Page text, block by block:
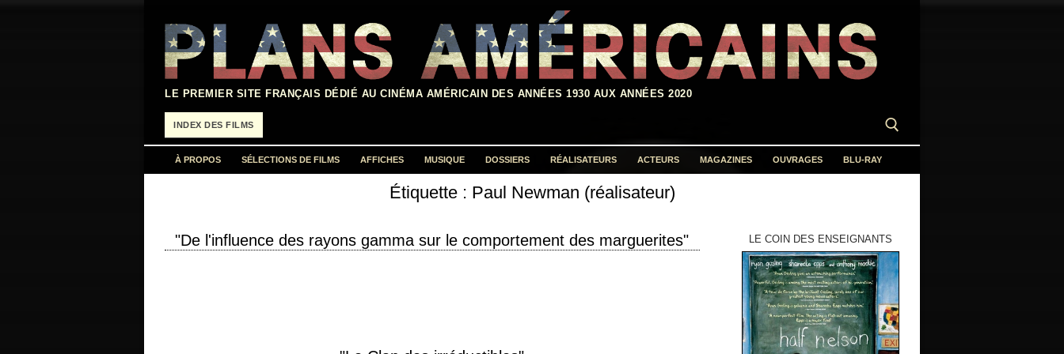
contenu
LE PREMIER SITE FRANÇAIS DÉDIÉ AU CINÉMA AMÉRICAIN DES ANNÉES 1930 AUX ANNÉES 2020
INDEX DES FILMS
À PROPOS SÉLECTIONS DE FILMS AFFICHES MUSIQUE DOSSIERS RÉALISATEURS ACTEURS MAGAZINES OUVRAGES BLU-RAY
Étiquette : Paul Newman (réalisateur)
"De l'influence des rayons gamma sur le comportement des marguerites" LE COIN DES ENSEIGNANTS